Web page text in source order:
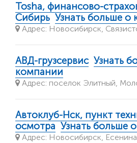
Tosha, финансово-
Сибирь Узнать больше о
Адрес: Новосибирск,
АВД-грузсервис Узнать
компании
Адрес: поселок Элитный,
Автоклуб-Нск, пункт
осмотра Узнать больше
Адрес: Новосибирск,